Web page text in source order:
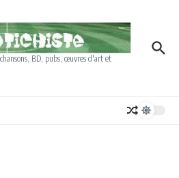
BD, pubs, œuvres d'art et